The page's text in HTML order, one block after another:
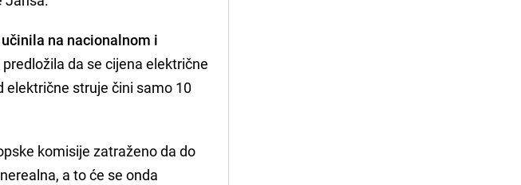
na nacionalnom i
da se cijena električne
električne struje čini samo 10
komisije zatraženo da do
a to će se onda